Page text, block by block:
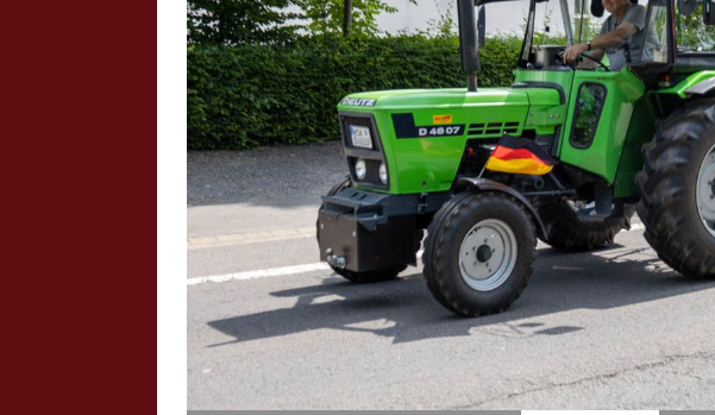
Auch im
Wert, die
Sonntag
Crazy Outback (Kollmann) - Laufgeschäft -
Schau Dir hier Bilder vom Laufgeschäft "Crazy
Outback" an.
Zur Bildgalerie